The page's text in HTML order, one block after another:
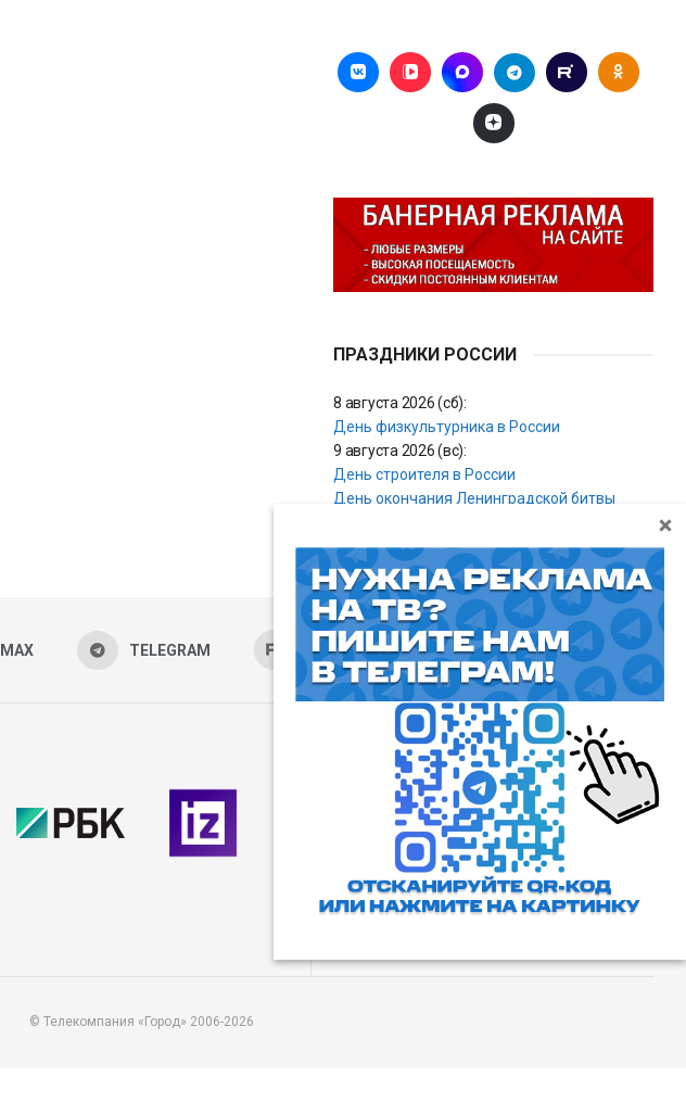
ПРАЗДНИКИ РОССИИ
8 августа 2026 (сб):
День физкультурника в России
9 августа 2026 (вс):
День строителя в России
День окончания Ленинградской битвы
MAX TELEGRAM RUTUBE ОК ДЗЕН
Пользовательское соглашение
Все права защищены. Любое
использование материалов
допускается только с согласия
редакции, а также с ссылкой на
сайт.
© Телекомпания «Город» 2006-2026